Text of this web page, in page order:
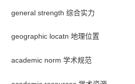
general strength 综合实力
geographic locatn 地理位置
academic norm 学术规范